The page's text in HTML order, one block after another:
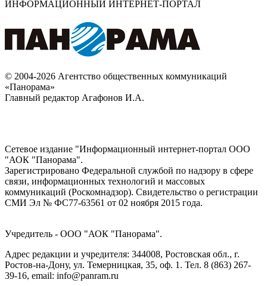
ИНФОРМАЦИОННЫЙ ИНТЕРНЕТ-ПОРТАЛ
© 2004-2026 Агентство общественных коммуникаций
«Панорама»
Главный редактор Агафонов И.А.
Сетевое издание "Информационный интернет-портал ООО
"АОК "Панорама".
Зарегистрировано Федеральной службой по надзору в сфере
связи, информационных технологий и массовых
коммуникаций (Роскомнадзор). Cвидетельство о регистрации
СМИ Эл № ФС77-63561 от 02 ноября 2015 года.
Учредитель - ООО "АОК "Панорама".
Адрес редакции и учредителя: 344008, Ростовская обл., г.
Ростов-на-Дону, ул. Темерницкая, 35, оф. 1. Тел. 8 (863) 267-
39-16, email: info@panram.ru